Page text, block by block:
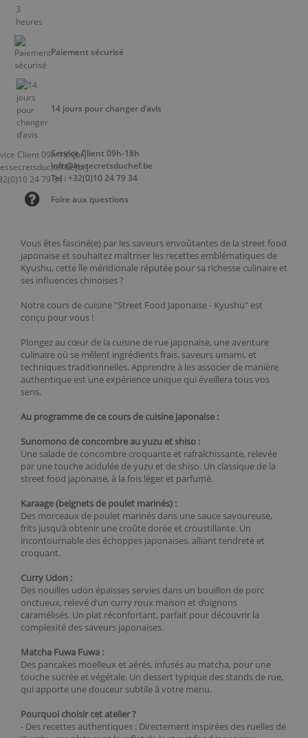
Vous êtes fasciné(e) par les saveurs envoûtantes de la street food
japonaise et souhaitez maîtriser les recettes emblématiques de
Kyushu, cette île méridionale réputée pour sa richesse culinaire et
ses influences chinoises ?
Notre cours de cuisine "Street Food Japonaise - Kyushu" est
conçu pour vous !
Plongez au cœur de la cuisine de rue japonaise, une aventure
culinaire où se mêlent ingrédients frais, saveurs umami, et
techniques traditionnelles. Apprendre à les associer de manière
authentique est une expérience unique qui éveillera tous vos
sens.
Au programme de ce cours de cuisine japonaise :
Sunomono de concombre au yuzu et shiso :
Une salade de concombre croquante et rafraîchissante, relevée
par une touche acidulée de yuzu et de shiso. Un classique de la
street food japonaise, à la fois léger et parfumé.
Karaage (beignets de poulet marinés) :
Des morceaux de poulet marinés dans une sauce savoureuse,
frits jusqu’à obtenir une croûte dorée et croustillante. Un
incontournable des échoppes japonaises, alliant tendreté et
croquant.
Curry Udon :
Des nouilles udon épaisses servies dans un bouillon de porc
onctueux, relevé d’un curry roux maison et d’oignons
caramélisés. Un plat réconfortant, parfait pour découvrir la
complexité des saveurs japonaises.
Matcha Fuwa Fuwa :
Des pancakes moelleux et aérés, infusés au matcha, pour une
touche sucrée et végétale. Un dessert typique des stands de rue,
qui apporte une douceur subtile à votre menu.
Pourquoi choisir cet atelier ?
- Des recettes authentiques : Directement inspirées des ruelles de
Paiement sécurisé
14 jours pour changer d’avis
Service Client 09h-18h
info@lessecretsduchef.be
Tel : +32(0)10 24 79 34
Foire aux questions